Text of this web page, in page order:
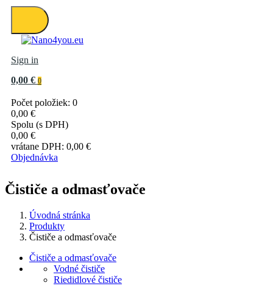
Sign in
0,00 € 0
Počet položiek: 0
0,00 €
Spolu (s DPH)
0,00 €
vrátane DPH: 0,00 €
Objednávka
Čističe a odmasťovače
Úvodná stránka
Produkty
Čističe a odmasťovače
Čističe a odmasťovače
Vodné čističe
Riedidlové čističe